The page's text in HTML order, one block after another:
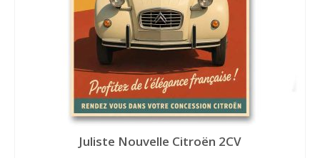
Juliste Nouvelle Citroën 2CV